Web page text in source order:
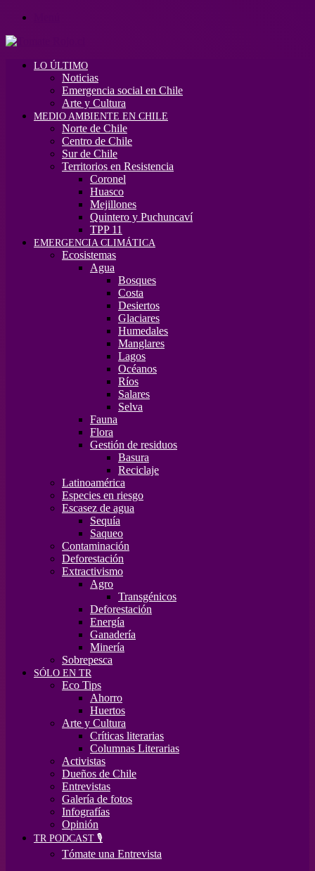
LO ÚLTIMO
Noticias
Emergencia social en Chile
Arte y Cultura
MEDIO AMBIENTE EN CHILE
Norte de Chile
Centro de Chile
Sur de Chile
Territorios en Resistencia
Coronel
Huasco
Mejillones
Quintero y Puchuncaví
TPP 11
EMERGENCIA CLIMÁTICA
Ecosistemas
Agua
Bosques
Costa
Desiertos
Glaciares
Humedales
Manglares
Lagos
Océanos
Ríos
Salares
Selva
Fauna
Flora
Gestión de residuos
Basura
Reciclaje
Latinoamérica
Especies en riesgo
Escasez de agua
Sequía
Saqueo
Contaminación
Deforestación
Extractivismo
Agro
Transgénicos
Deforestación
Energía
Ganadería
Minería
Sobrepesca
SÓLO EN TR
Eco Tips
Ahorro
Huertos
Arte y Cultura
Críticas literarias
Columnas Literarias
Activistas
Dueños de Chile
Entrevistas
Galería de fotos
Infografías
Opinión
TR PODCAST 🎙️
Tómate una Entrevista